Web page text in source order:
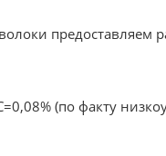
(по факту